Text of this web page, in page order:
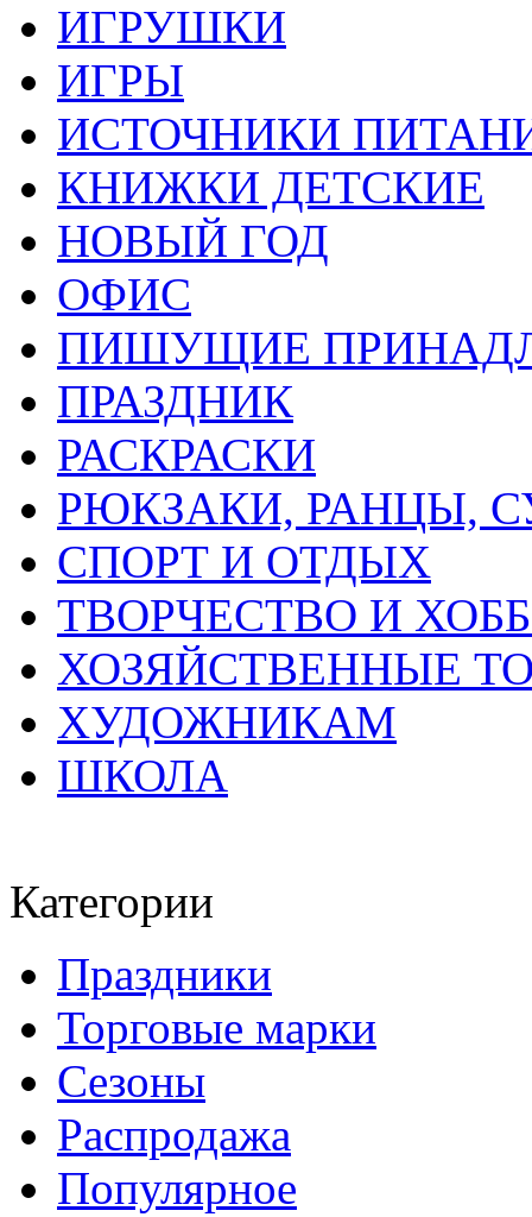
ИГРУШКИ
ИГРЫ
ИСТОЧНИКИ
КНИЖКИ ДЕТСКИЕ
НОВЫЙ ГОД
ОФИС
ПИШУЩИЕ
ПРАЗДНИК
РАСКРАСКИ
РЮКЗАКИ, РАНЦЫ,
СПОРТ И ОТДЫХ
ТВОРЧЕСТВО И
ХОЗЯЙСТВЕННЫЕ
ХУДОЖНИКАМ
ШКОЛА
Категории
Праздники
Торговые марки
Сезоны
Распродажа
Популярное